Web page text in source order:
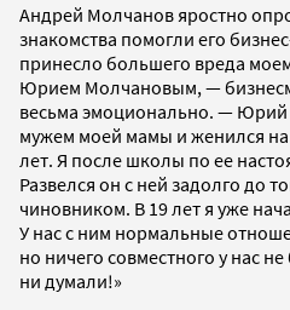
Андрей Молчанов яростно
знакомства помогли его
принесло большего вреда
Юрием Молчановым, —
весьма эмоционально. —
мужем моей мамы и женился
лет. Я после школы по ее
Развелся он с ней задолго до
чиновником. В 19 лет я уже
У нас с ним нормальные
но ничего совместного у нас
ни думали!»